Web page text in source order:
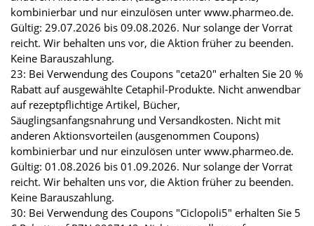
kombinierbar und nur einzulösen unter www.pharmeo.de.
Gültig: 29.07.2026 bis 09.08.2026. Nur solange der Vorrat
reicht. Wir behalten uns vor, die Aktion früher zu beenden.
Keine Barauszahlung.
23: Bei Verwendung des Coupons "ceta20" erhalten Sie 20 %
Rabatt auf ausgewählte Cetaphil-Produkte. Nicht anwendbar
auf rezeptpflichtige Artikel, Bücher,
Säuglingsanfangsnahrung und Versandkosten. Nicht mit
anderen Aktionsvorteilen (ausgenommen Coupons)
kombinierbar und nur einzulösen unter www.pharmeo.de.
Gültig: 01.08.2026 bis 01.09.2026. Nur solange der Vorrat
reicht. Wir behalten uns vor, die Aktion früher zu beenden.
Keine Barauszahlung.
30: Bei Verwendung des Coupons "Ciclopoli5" erhalten Sie 5